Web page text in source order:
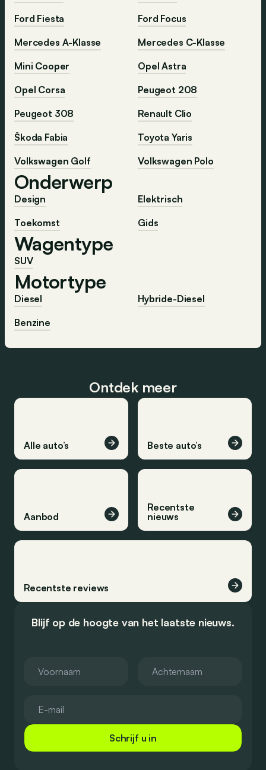
Ford Fiesta
Ford Focus
Mercedes A-Klasse
Mercedes C-Klasse
Mini Cooper
Opel Astra
Opel Corsa
Peugeot 208
Peugeot 308
Renault Clio
Škoda Fabia
Toyota Yaris
Volkswagen Golf
Volkswagen Polo
Onderwerp
Design
Elektrisch
Toekomst
Gids
Wagentype
SUV
Motortype
Diesel
Hybride-Diesel
Benzine
Ontdek meer
Alle auto’s Beste auto’s
Aanbod
Recentste
nieuws
Recentste reviews
Blijf op de hoogte van het laatste nieuws.
Schrijf u in